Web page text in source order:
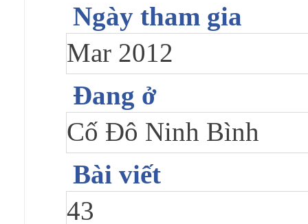
Ngày tham gia
Mar 2012
Đang ở
Cố Đô Ninh Bình
Bài viết
43